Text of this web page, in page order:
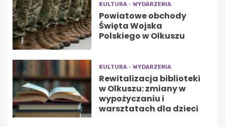
KULTURA WYDARZENIA
Powiatowe obchody
Święta Wojska
Polskiego w Olkuszu
KULTURA WYDARZENIA
Rewitalizacja biblioteki
w Olkuszu: zmiany w
wypożyczaniu i
warsztatach dla dzieci